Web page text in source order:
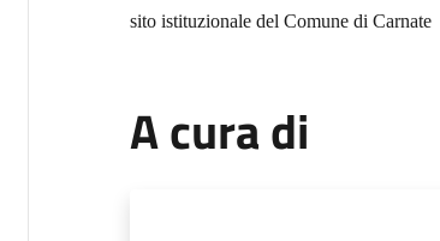
sito istituzionale del Comune di Carnate
A cura di